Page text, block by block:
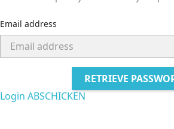
Email address
RETRIEVE
Login ABSCHICKEN